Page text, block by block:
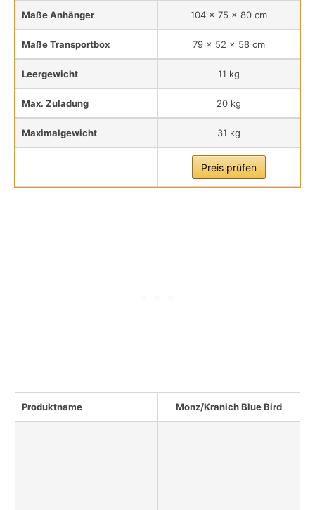
Maße Anhänger 104 x 75 x 80 cm
Maße Transportbox 79 x 52 x 58 cm
Leergewicht 11 kg
Max. Zuladung 20 kg
Maximalgewicht 31 kg
Preis prüfen
Produktname Monz/Kranich Blue Bird